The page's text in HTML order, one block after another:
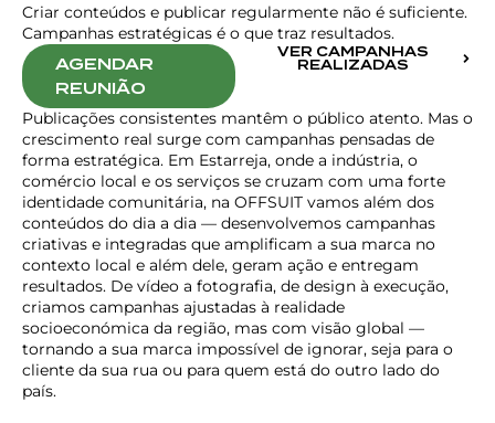
Criar conteúdos e publicar regularmente não é suficiente.
Campanhas estratégicas é o que traz resultados.
AGENDAR
REUNIÃO
VER CAMPANHAS
REALIZADAS
Publicações consistentes mantêm o público atento. Mas o
crescimento real surge com campanhas pensadas de
forma estratégica. Em Estarreja, onde a indústria, o
comércio local e os serviços se cruzam com uma forte
identidade comunitária, na OFFSUIT vamos além dos
conteúdos do dia a dia — desenvolvemos campanhas
criativas e integradas que amplificam a sua marca no
contexto local e além dele, geram ação e entregam
resultados. De vídeo a fotografia, de design à execução,
criamos campanhas ajustadas à realidade
socioeconómica da região, mas com visão global —
tornando a sua marca impossível de ignorar, seja para o
cliente da sua rua ou para quem está do outro lado do
país.